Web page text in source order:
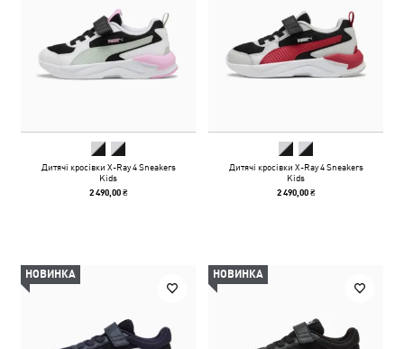
Дитячі кросівки X-Ray 4 Sneakers
Kids
2 490,00 ₴
Дитячі кросівки X-Ray 4 Sneakers
Kids
2 490,00 ₴
НОВИНКА НОВИНКА